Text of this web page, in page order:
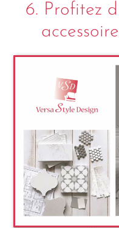
6. Profitez